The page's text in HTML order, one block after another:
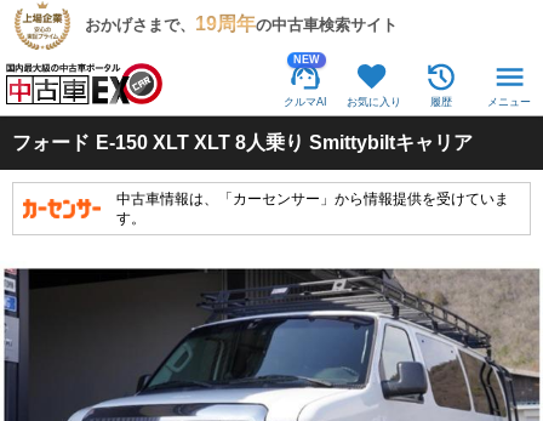
おかげさまで、 19周年の中古車検索サイト
NEW
クルマAI お気に入り 履歴 メニュー
フォード E-150 XLT XLT 8人乗り Smittybiltキャリア
中古車情報は、「カーセンサー」から情報提供を受けていま
す。